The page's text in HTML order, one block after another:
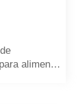
alimentar